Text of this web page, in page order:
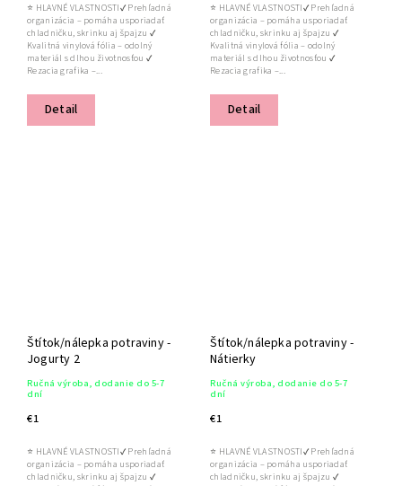
Detail
⭐ HLAVNÉ VLASTNOSTI✔ Prehľadná
organizácia – pomáha usporiadať
chladničku, skrinku aj špajzu ✔
Kvalitná vinylová fólia – odolný
materiál s dlhou životnosťou ✔
Rezacia grafika –...
Detail
⭐ HLAVNÉ VLASTNOSTI✔ Prehľadná
organizácia – pomáha usporiadať
chladničku, skrinku aj špajzu ✔
Kvalitná vinylová fólia – odolný
materiál s dlhou životnosťou ✔
Rezacia grafika –...
Štítok/nálepka potraviny -
Jogurty 2
Ručná výroba, dodanie do 5-7
dní
€1
⭐ HLAVNÉ VLASTNOSTI✔ Prehľadná
organizácia – pomáha usporiadať
chladničku, skrinku aj špajzu ✔
Štítok/nálepka potraviny -
Nátierky
Ručná výroba, dodanie do 5-7
dní
€1
⭐ HLAVNÉ VLASTNOSTI✔ Prehľadná
organizácia – pomáha usporiadať
chladničku, skrinku aj špajzu ✔